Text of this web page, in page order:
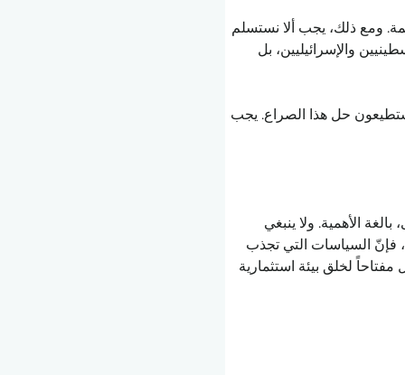
ومع ذلك، يجب ألا نستسلم
والإسرائيليين، بل
حل هذا الصراع. يجب
الأهمية. ولا ينبغي
فإنّ السياسات التي تجذب
لخلق بيئة استثمارية